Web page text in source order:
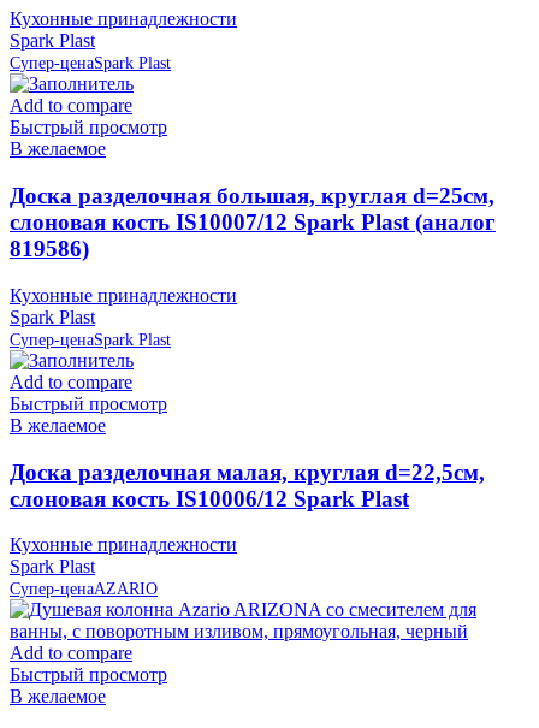
Кухонные принадлежности
Spark Plast
Супер-ценаSpark Plast
Add to compare
Быстрый просмотр
В желаемое
Доска разделочная большая, круглая d=25см,
слоновая кость IS10007/12 Spark Plast (аналог
819586)
Кухонные принадлежности
Spark Plast
Супер-ценаSpark Plast
Add to compare
Быстрый просмотр
В желаемое
Доска разделочная малая, круглая d=22,5см,
слоновая кость IS10006/12 Spark Plast
Кухонные принадлежности
Spark Plast
Супер-ценаAZARIO
Add to compare
Быстрый просмотр
В желаемое